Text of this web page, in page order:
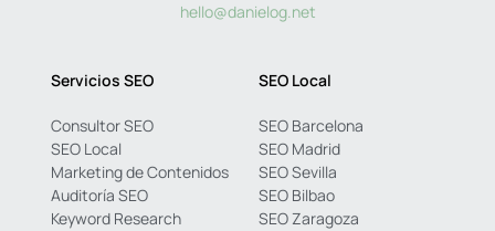
hello@danielog.net
Servicios SEO
Consultor SEO
SEO Local
Marketing de Contenidos
Auditoría SEO
Keyword Research
SEO Local
SEO Barcelona
SEO Madrid
SEO Sevilla
SEO Bilbao
SEO Zaragoza